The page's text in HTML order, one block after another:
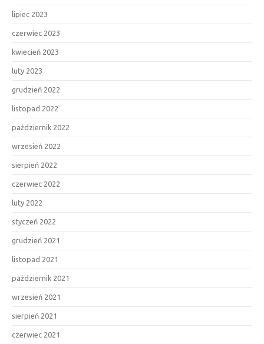
lipiec 2023
czerwiec 2023
kwiecień 2023
luty 2023
grudzień 2022
listopad 2022
październik 2022
wrzesień 2022
sierpień 2022
czerwiec 2022
luty 2022
styczeń 2022
grudzień 2021
listopad 2021
październik 2021
wrzesień 2021
sierpień 2021
czerwiec 2021